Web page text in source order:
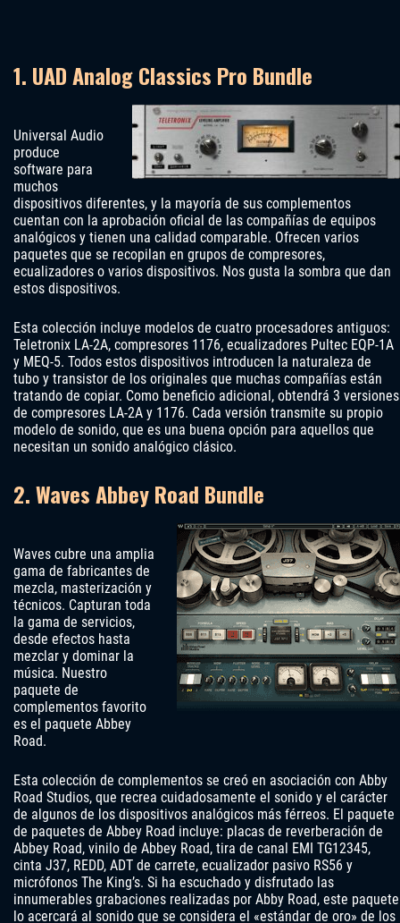
1. UAD Analog Classics Pro Bundle
Universal Audio
produce
software para
muchos
dispositivos diferentes, y la mayoría de sus complementos
cuentan con la aprobación oficial de las compañías de equipos
analógicos y tienen una calidad comparable. Ofrecen varios
paquetes que se recopilan en grupos de compresores,
ecualizadores o varios dispositivos. Nos gusta la sombra que dan
estos dispositivos.
Esta colección incluye modelos de cuatro procesadores antiguos:
Teletronix LA-2A, compresores 1176, ecualizadores Pultec EQP-1A
y MEQ-5. Todos estos dispositivos introducen la naturaleza de
tubo y transistor de los originales que muchas compañías están
tratando de copiar. Como beneficio adicional, obtendrá 3 versiones
de compresores LA-2A y 1176. Cada versión transmite su propio
modelo de sonido, que es una buena opción para aquellos que
necesitan un sonido analógico clásico.
2. Waves Abbey Road Bundle
Waves cubre una amplia
gama de fabricantes de
mezcla, masterización y
técnicos. Capturan toda
la gama de servicios,
desde efectos hasta
mezclar y dominar la
música. Nuestro
paquete de
complementos favorito
es el paquete Abbey
Road.
Esta colección de complementos se creó en asociación con Abby
Road Studios, que recrea cuidadosamente el sonido y el carácter
de algunos de los dispositivos analógicos más férreos. El paquete
de paquetes de Abbey Road incluye: placas de reverberación de
Abbey Road, vinilo de Abbey Road, tira de canal EMI TG12345,
cinta J37, REDD, ADT de carrete, ecualizador pasivo RS56 y
micrófonos The King’s. Si ha escuchado y disfrutado las
innumerables grabaciones realizadas por Abby Road, este paquete
lo acercará al sonido que se considera el «estándar de oro» de los